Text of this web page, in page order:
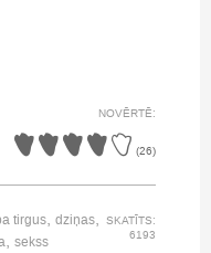
NOVĒRTĒ:
(26)
tirgus, dziņas,
, sekss
SKATĪTS:
6193